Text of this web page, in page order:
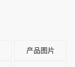
产品图片